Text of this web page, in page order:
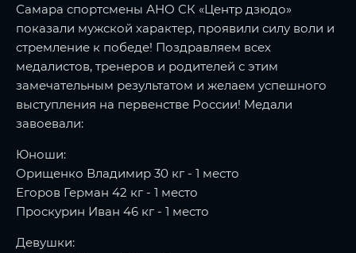
Самара спортсмены АНО СК «Центр дзюдо»
показали мужской характер, проявили силу воли и
стремление к победе! Поздравляем всех
медалистов, тренеров и родителей с этим
замечательным результатом и желаем успешного
выступления на первенстве России! Медали
завоевали:
Юноши:
Орищенко Владимир 30 кг - 1 место
Егоров Герман 42 кг - 1 место
Проскурин Иван 46 кг - 1 место
Девушки: